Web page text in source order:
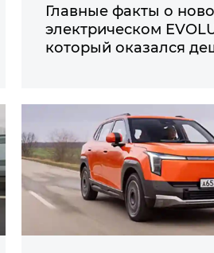
Главные факты о
электрическом
который оказался